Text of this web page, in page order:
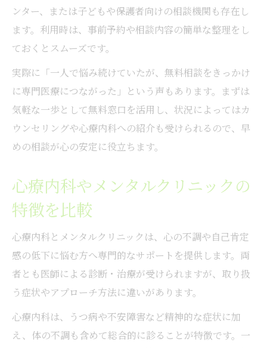
ンター、または子どもや保護者向けの相談機関も存在し
ます。利用時は、事前予約や相談内容の簡単な整理をし
ておくとスムーズです。
実際に「一人で悩み続けていたが、無料相談をきっかけ
に専門医療につながった」という声もあります。まずは
気軽な一歩として無料窓口を活用し、状況によってはカ
ウンセリングや心療内科への紹介も受けられるので、早
めの相談が心の安定に役立ちます。
心療内科やメンタルクリニックの
特徴を比較
心療内科とメンタルクリニックは、心の不調や自己肯定
感の低下に悩む方へ専門的なサポートを提供します。両
者とも医師による診断・治療が受けられますが、取り扱
う症状やアプローチ方法に違いがあります。
心療内科は、うつ病や不安障害など精神的な症状に加
え、体の不調も含めて総合的に診ることが特徴です。一